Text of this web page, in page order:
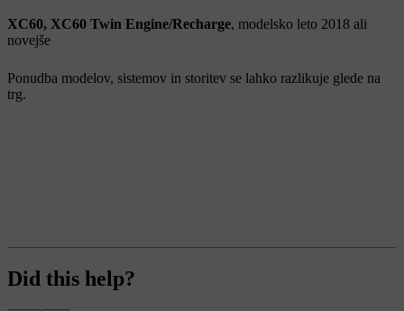
XC60, XC60 Twin Engine/Recharge, modelsko leto 2018 ali
novejše
Ponudba modelov, sistemov in storitev se lahko razlikuje glede na
trg.
Did this help?